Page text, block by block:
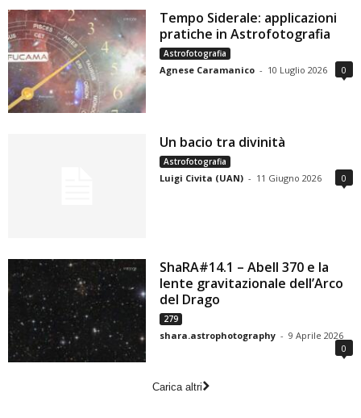
Tempo Siderale: applicazioni
pratiche in Astrofotografia
Astrofotografia
Agnese Caramanico - 10 Luglio 2026 0
Un bacio tra divinità
Astrofotografia
Luigi Civita (UAN) - 11 Giugno 2026 0
ShaRA#14.1 – Abell 370 e la
lente gravitazionale dell’Arco
del Drago
279
shara.astrophotography - 9 Aprile 2026
0
Carica altri